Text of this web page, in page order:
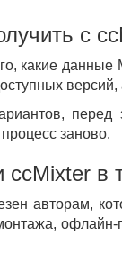
с
какие
заново.
в
авторам,
офлайн-